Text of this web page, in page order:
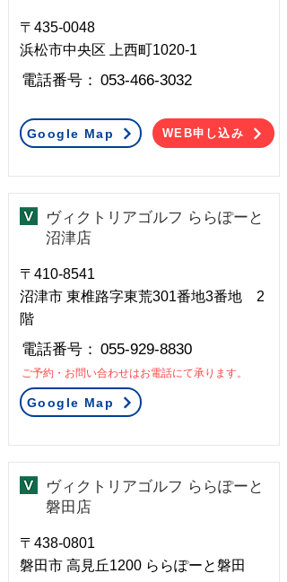
〒435-0048
浜松市中央区 上西町1020-1
​電話番号： 053-466-3032
Google Map WEB申し込み
ヴィクトリアゴルフ ららぽーと
沼津店
〒410-8541
沼津市 東椎路字東荒301番地3番地 2
階
​電話番号： 055-929-8830
ご予約・お問い合わせはお電話にて承ります。
Google Map
ヴィクトリアゴルフ ららぽーと
磐田店
〒438-0801
磐田市 高見丘1200 ららぽーと磐田